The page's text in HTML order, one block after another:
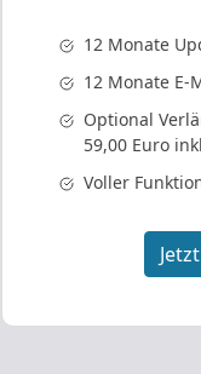
12 Monate
12 Monate E-
Optional
59,00 Euro
Voller